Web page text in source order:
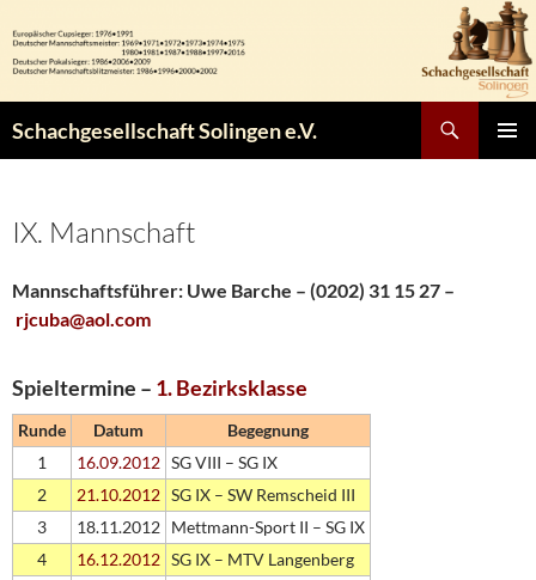
Inhalt
springen
Schachgesellschaft Solingen e.V.
IX. Mannschaft
Mannschaftsführer: Uwe Barche – (0202) 31 15 27 –
rjcuba@aol.com
Spieltermine – 1. Bezirksklasse
Runde Datum
Begegnung
1
16.09.2012 SG VIII – SG IX
2
21.10.2012 SG IX – SW Remscheid III
3
18.11.2012 Mettmann-Sport II – SG IX
4
16.12.2012 SG IX – MTV Langenberg